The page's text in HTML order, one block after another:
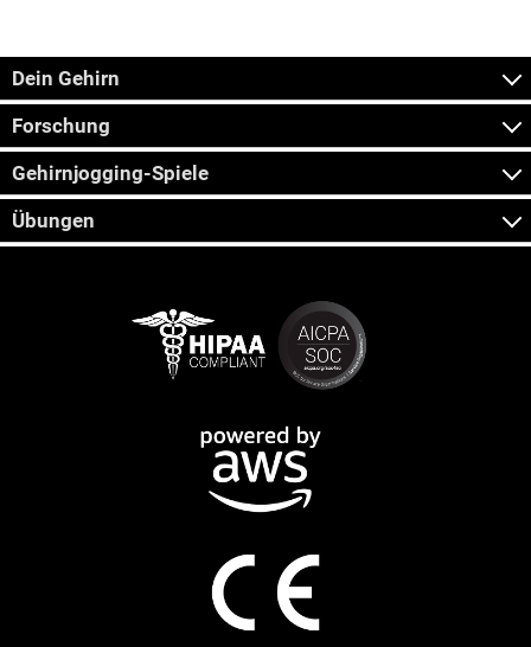
Dein Gehirn
Forschung
Gehirnjogging-Spiele
Übungen